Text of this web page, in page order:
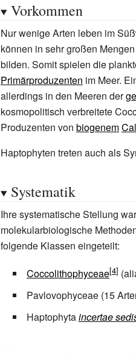
Vorkommen
Nur wenige Arten leben im
können in sehr großen
bilden. Somit spielen die
Primärproduzenten im Meer.
allerdings in den Meeren der
kosmopolitisch verbreitete
Produzenten von biogenem
Haptophyten treten auch als
Systematik
Ihre systematische Stellung
molekularbiologische
folgende Klassen eingeteilt:
Coccolithophyceae
Pavlovophyceae (15
Haptophytaincertae